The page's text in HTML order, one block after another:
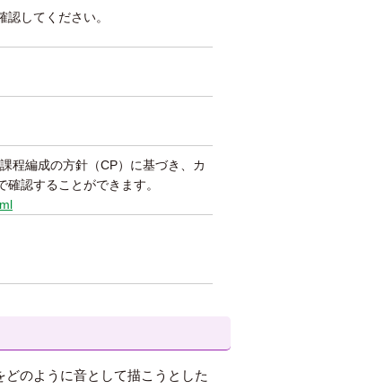
してください。
程編成の方針（CP）に基づき、カ
認することができます。
のように音として描こうとした